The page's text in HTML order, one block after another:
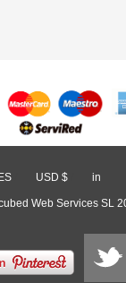
ES USD $ in
Web Services SL